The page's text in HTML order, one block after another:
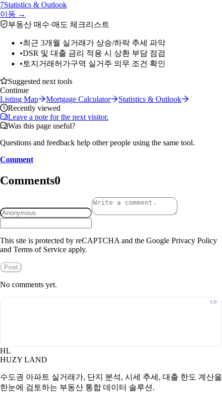
7Statistics & Outlook
이동 →
부동산 매수·매도 체크리스트
•최근 3개월 실거래가 상승/하락 추세 파악
•DSR 및 대출 금리 적용 시 상환 부담 점검
• 토지거래허가구역 실거주 의무 조건 확인
Suggested next tools
Continue
Listing Map
Mortgage Calculator
Statistics & Outlook
Recently viewed
Leave a note for the next visitor.
Was this page useful?
Questions and feedback help other people using the same tool.
Comment
Comments0
This site is protected by reCAPTCHA and the Google Privacy Policy
and Terms of Service apply.
Post
No comments yet.
HL
HUZY LAND
수도권 아파트 실거래가, 단지 분석, 시세 추세, 대출 한도 계산을
한눈에 검토하는 부동산 통합 데이터 솔루션.